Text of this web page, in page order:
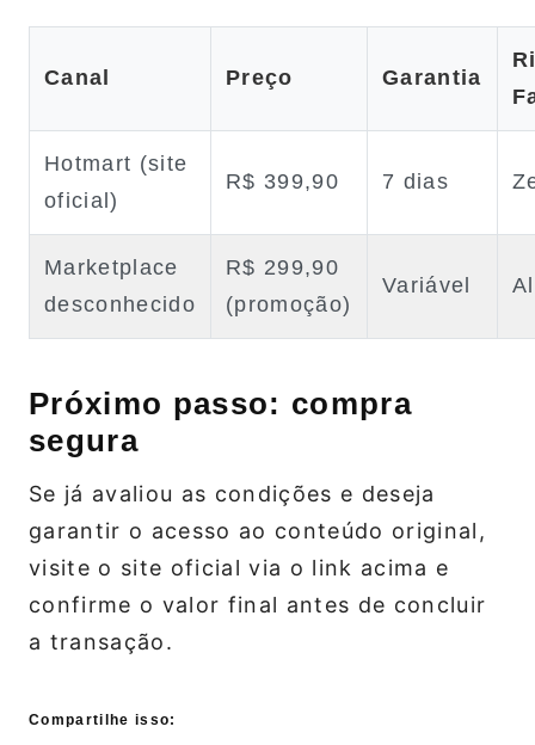
Canal Preço Garantia
Hotmart (site
oficial)
R$ 399,90 7 dias
Marketplace
desconhecido
R$ 299,90
(promoção)
Variável
Próximo passo: compra
segura
Se já avaliou as condições e deseja
garantir o acesso ao conteúdo original,
visite o site oficial via o link acima e
confirme o valor final antes de concluir
a transação.
Compartilhe isso: